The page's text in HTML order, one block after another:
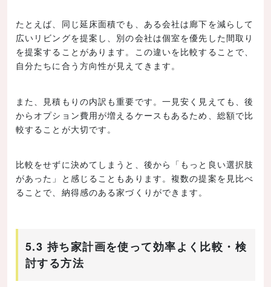
たとえば、同じ延床面積でも、ある会社は廊下を減らして
広いリビングを提案し、別の会社は個室を優先した間取り
を提案することがあります。この違いを比較することで、
自分たちに合う方向性が見えてきます。
また、見積もりの内訳も重要です。一見安く見えても、後
からオプション費用が増えるケースもあるため、総額で比
較することが大切です。
比較をせずに決めてしまうと、後から「もっと良い選択肢
があった」と感じることもあります。複数の提案を見比べ
ることで、納得感のある家づくりができます。
5.3 持ち家計画を使って効率よく比較・検
討する方法